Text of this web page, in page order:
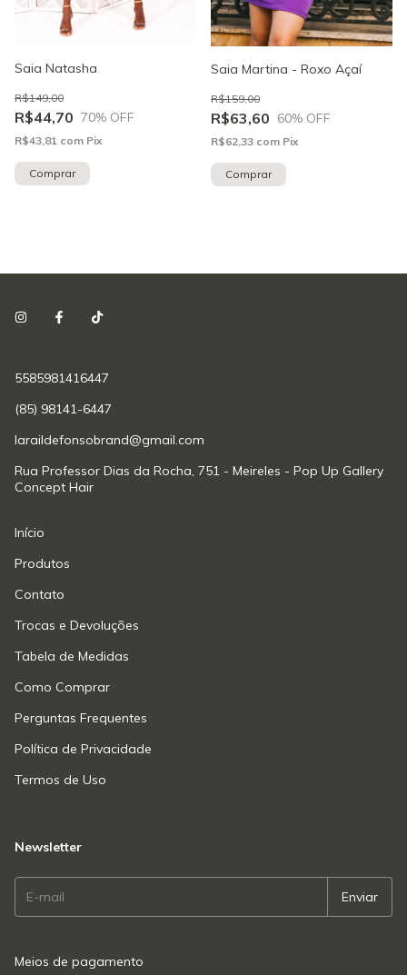
Saia Natasha
R$44,70
R$149,00
70% OFF
R$43,81 com Pix
Comprar
Saia Martina - Roxo Açaí
R$63,60
R$159,00
60% OFF
R$62,33 com Pix
Comprar
5585981416447
(85) 98141-6447
laraildefonsobrand@gmail.com
Rua Professor Dias da Rocha, 751 - Meireles - Pop Up Gallery
Concept Hair
Início
Produtos
Contato
Trocas e Devoluções
Tabela de Medidas
Como Comprar
Perguntas Frequentes
Política de Privacidade
Termos de Uso
Newsletter
Meios de pagamento